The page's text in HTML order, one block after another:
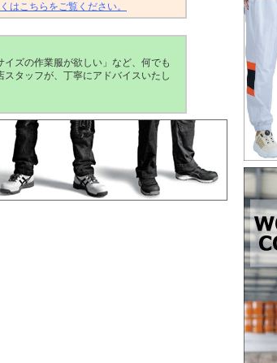
はこちらをご覧ください。
イズの作業服が欲しい」など、何でも
タッフが、丁寧にアドバイスいたし